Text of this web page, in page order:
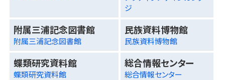
ジ
附属三浦記念図書館
附属三浦記念図書館
民族資料博物館
民族資料博物館
蝶類研究資料館
蝶類研究資料館
総合情報センター
総合情報センター